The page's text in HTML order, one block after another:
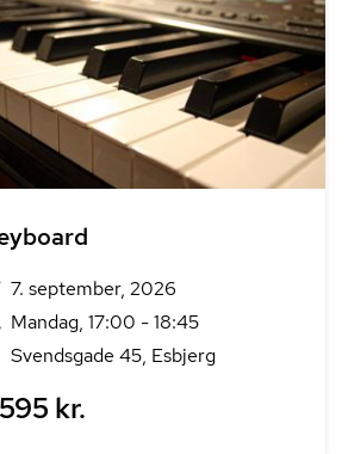
7. september, 2026
Mandag, 17:00 - 18:45
Svendsgade 45, Esbjerg
kr.